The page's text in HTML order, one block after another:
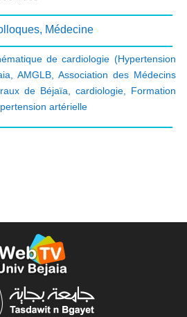
, Médecine
de cardiologie (Hypertension
AMGLB, Association des Médecins
de Béjaïa
cardiologie, Formation
artérielle